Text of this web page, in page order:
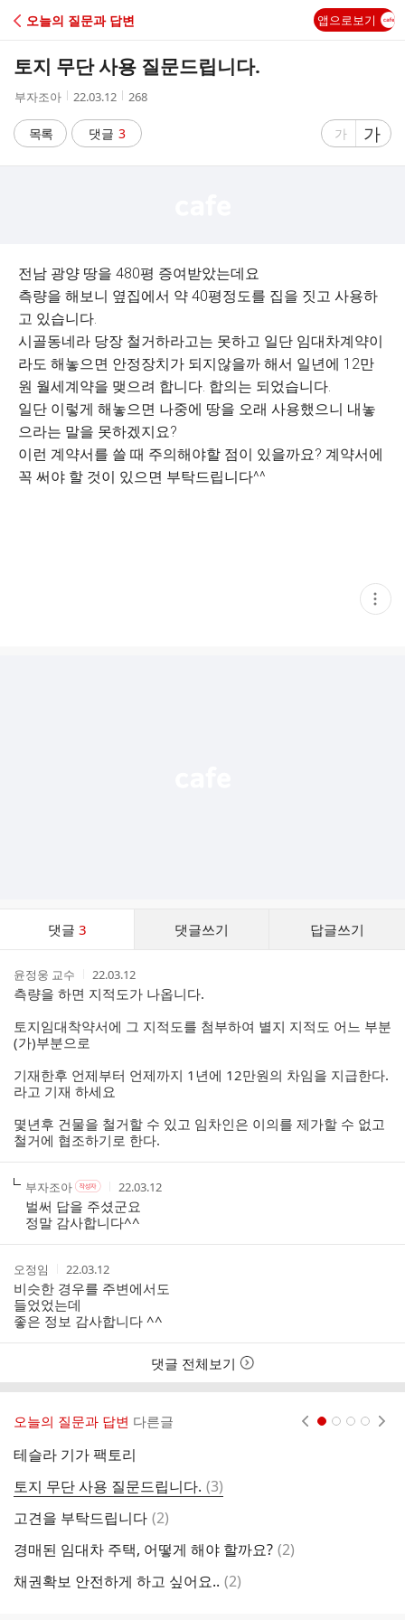
C
오늘의 질문과 답변 앱으로보기
토지 무단 사용 질문드립니다.
작
자
부자조아
작
시
간
22.03.12
조
수
268
목록 댓글 3
글
가
글
자
가
전남 광양 땅을 480평 증여받았는데요
측량을 해보니 옆집에서 약 40평정도를 집을 짓고 사용하
고 있습니다.
시골동네라 당장 철거하라고는 못하고 일단 임대차계약이
라도 해놓으면 안정장치가 되지않을까 해서 일년에 12만
원 월세계약을 맺으려 합니다. 합의는 되었습니다.
일단 이렇게 해놓으면 나중에 땅을 오래 사용했으니 내놓
으라는 말을 못하겠지요?
이런 계약서를 쓸 때 주의해야할 점이 있을까요? 계약서에
꼭 써야 할 것이 있으면 부탁드립니다^^
현
재
댓글 3 댓글쓰기 답글쓰기
작
성
자
윤정웅 교수
작
성
시
간
22.03.12
측량을 하면 지적도가 나옵니다.
토지임대착약서에 그 지적도를 첨부하여 별지 지적도 어느 부분
(가)부분으로
기재한후 언제부터 언제까지 1년에 12만원의 차임을 지급한다.
라고 기재 하세요
몇년후 건물을 철거할 수 있고 임차인은 이의를 제가할 수 없고
철거에 협조하기로 한다.
작
성
자
부자조아작
성
자
본
인
부
작
성
자
작
성
시
간
22.03.12
벌써 답을 주셨군요
정말 감사합니다^^
작
성
자
오정임
작
성
시
간
22.03.12
비슷한 경우를 주변에서도
들었었는데
좋은 정보 감사합니다 ^^
댓글 전체보기
오늘의 질문과 답변 다른글
테슬라 기가 팩토리
토지 무단 사용 질문드립니다. 댓
글
(3)
고견을 부탁드립니다 댓
(2)
경매된 임대차 주택, 어떻게 해야 할까요? 댓
(2)
채권확보 안전하게 하고 싶어요.. 댓
(2)